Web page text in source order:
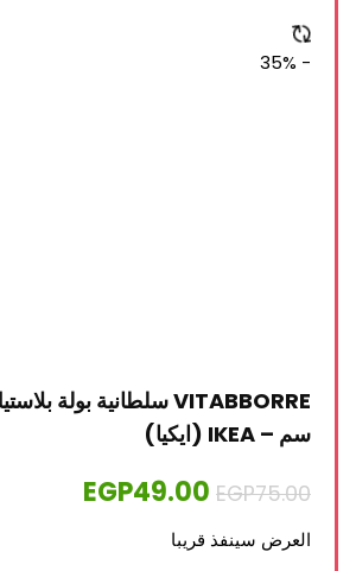
- 35%
سم – IKEA (ايكيا)
EGP75.00
EGP49.00
العرض سينفذ قريبا